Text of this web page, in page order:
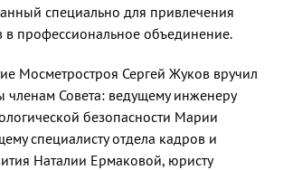
специально для привлечения
в профессиональное объединение.
Мосметростроя Сергей Жуков вручил
членам Совета: ведущему инженеру
безопасности Марии
специалисту отдела кадров и
Наталии Ермаковой, юристу